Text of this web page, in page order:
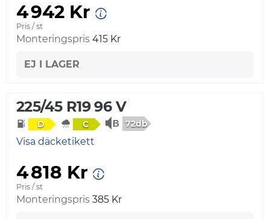
4 942 Kr
Pris / st
Monteringspris 415 Kr
EJ I LAGER
225/45 R19 96 V
D C 72db
Visa däcketikett
4 818 Kr
Pris / st
Monteringspris 385 Kr